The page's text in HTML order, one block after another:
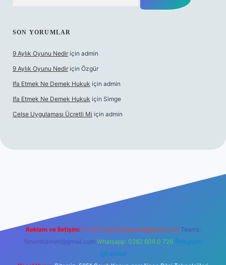
SON YORUMLAR
9 Aylık Oyunu Nedir için admin
9 Aylık Oyunu Nedir için Özgür
Ifa Etmek Ne Demek Hukuk için admin
Ifa Etmek Ne Demek Hukuk için Simge
Celse Uygulaması Ücretli Mi için admin
Reklam ve İletişim: E-mail: backlinkpaneli@gmail.com Teams:
forumhizmeti@gmail.com Whatsapp: 0262 606 0 726 Telegram:
@karabul